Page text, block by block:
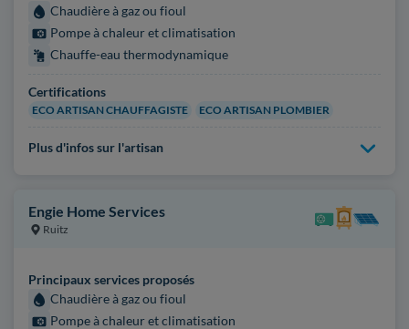
Chaudière à gaz ou fioul
Pompe à chaleur et climatisation
Chauffe-eau thermodynamique
Certifications
ECO ARTISAN CHAUFFAGISTE ECO ARTISAN PLOMBIER
Plus d'infos sur l'artisan
Engie Home Services
Ruitz
Principaux services proposés
Chaudière à gaz ou fioul
Pompe à chaleur et climatisation